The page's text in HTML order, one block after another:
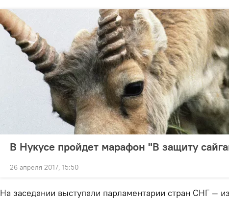
В Нукусе пройдет марафон "В защиту
26 апреля 2017, 15:50
На заседании выступали парламентарии стран СНГ —